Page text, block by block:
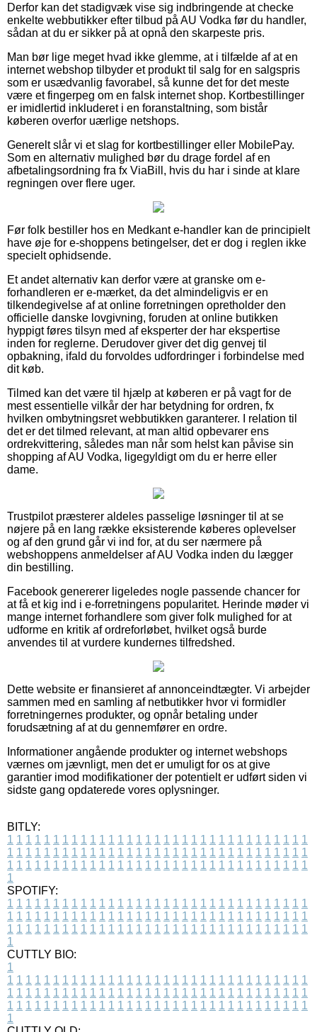
Derfor kan det stadigvæk vise sig indbringende at checke
enkelte webbutikker efter tilbud på AU Vodka før du handler,
sådan at du er sikker på at opnå den skarpeste pris.
Man bør lige meget hvad ikke glemme, at i tilfælde af at en
internet webshop tilbyder et produkt til salg for en salgspris
som er usædvanlig favorabel, så kunne det for det meste
være et fingerpeg om en falsk internet shop. Kortbestillinger
er imidlertid inkluderet i en foranstaltning, som bistår
køberen overfor uærlige netshops.
Generelt slår vi et slag for kortbestillinger eller MobilePay.
Som en alternativ mulighed bør du drage fordel af en
afbetalingsordning fra fx ViaBill, hvis du har i sinde at klare
regningen over flere uger.
Før folk bestiller hos en Medkant e-handler kan de principielt
have øje for e-shoppens betingelser, det er dog i reglen ikke
specielt ophidsende.
Et andet alternativ kan derfor være at granske om e-
forhandleren er e-mærket, da det almindeligvis er en
tilkendegivelse af at online forretningen opretholder den
officielle danske lovgivning, foruden at online butikken
hyppigt føres tilsyn med af eksperter der har ekspertise
inden for reglerne. Derudover giver det dig genvej til
opbakning, ifald du forvoldes udfordringer i forbindelse med
dit køb.
Tilmed kan det være til hjælp at køberen er på vagt for de
mest essentielle vilkår der har betydning for ordren, fx
hvilken ombytningsret webbutikken garanterer. I relation til
det er det tilmed relevant, at man altid opbevarer ens
ordrekvittering, således man når som helst kan påvise sin
shopping af AU Vodka, ligegyldigt om du er herre eller
dame.
Trustpilot præsterer aldeles passelige løsninger til at se
nøjere på en lang række eksisterende køberes oplevelser
og af den grund går vi ind for, at du ser nærmere på
webshoppens anmeldelser af AU Vodka inden du lægger
din bestilling.
Facebook genererer ligeledes nogle passende chancer for
at få et kig ind i e-forretningens popularitet. Herinde møder vi
mange internet forhandlere som giver folk mulighed for at
udforme en kritik af ordreforløbet, hvilket også burde
anvendes til at vurdere kundernes tilfredshed.
Dette website er finansieret af annonceindtægter. Vi arbejder
sammen med en samling af netbutikker hvor vi formidler
forretningernes produkter, og opnår betaling under
forudsætning af at du gennemfører en ordre.
Informationer angående produkter og internet webshops
værnes om jævnligt, men det er umuligt for os at give
garantier imod modifikationer der potentielt er udført siden vi
sidste gang opdaterede vores oplysninger.
BITLY:
1 1 1 1 1 1 1 1 1 1 1 1 1 1 1 1 1 1 1 1 1 1 1 1 1 1 1 1 1 1 1 1 1
1 1 1 1 1 1 1 1 1 1 1 1 1 1 1 1 1 1 1 1 1 1 1 1 1 1 1 1 1 1 1 1 1
1 1 1 1 1 1 1 1 1 1 1 1 1 1 1 1 1 1 1 1 1 1 1 1 1 1 1 1 1 1 1 1 1
1
SPOTIFY:
1 1 1 1 1 1 1 1 1 1 1 1 1 1 1 1 1 1 1 1 1 1 1 1 1 1 1 1 1 1 1 1 1
1 1 1 1 1 1 1 1 1 1 1 1 1 1 1 1 1 1 1 1 1 1 1 1 1 1 1 1 1 1 1 1 1
1 1 1 1 1 1 1 1 1 1 1 1 1 1 1 1 1 1 1 1 1 1 1 1 1 1 1 1 1 1 1 1 1
1
CUTTLY BIO:
1
1 1 1 1 1 1 1 1 1 1 1 1 1 1 1 1 1 1 1 1 1 1 1 1 1 1 1 1 1 1 1 1 1
1 1 1 1 1 1 1 1 1 1 1 1 1 1 1 1 1 1 1 1 1 1 1 1 1 1 1 1 1 1 1 1 1
1 1 1 1 1 1 1 1 1 1 1 1 1 1 1 1 1 1 1 1 1 1 1 1 1 1 1 1 1 1 1 1 1
1